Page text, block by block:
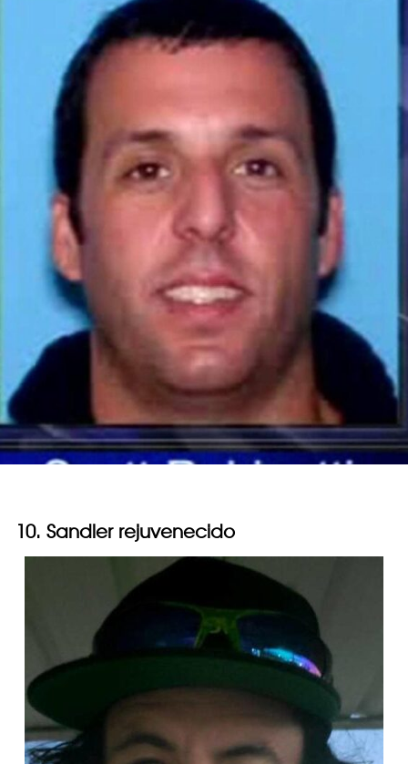
10. Sandler rejuvenecido